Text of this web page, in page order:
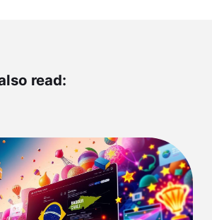
read: